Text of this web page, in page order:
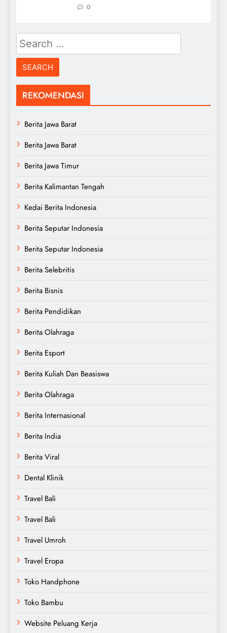
0
Search
for:
REKOMENDASI
Berita Jawa Barat
Berita Jawa Barat
Berita Jawa Timur
Berita Kalimantan Tengah
Kedai Berita Indonesia
Berita Seputar Indonesia
Berita Seputar Indonesia
Berita Selebritis
Berita Bisnis
Berita Pendidikan
Berita Olahraga
Berita Esport
Berita Kuliah Dan Beasiswa
Berita Olahraga
Berita Internasional
Berita India
Berita Viral
Dental Klinik
Travel Bali
Travel Bali
Travel Umroh
Travel Eropa
Toko Handphone
Toko Bambu
Website Peluang Kerja